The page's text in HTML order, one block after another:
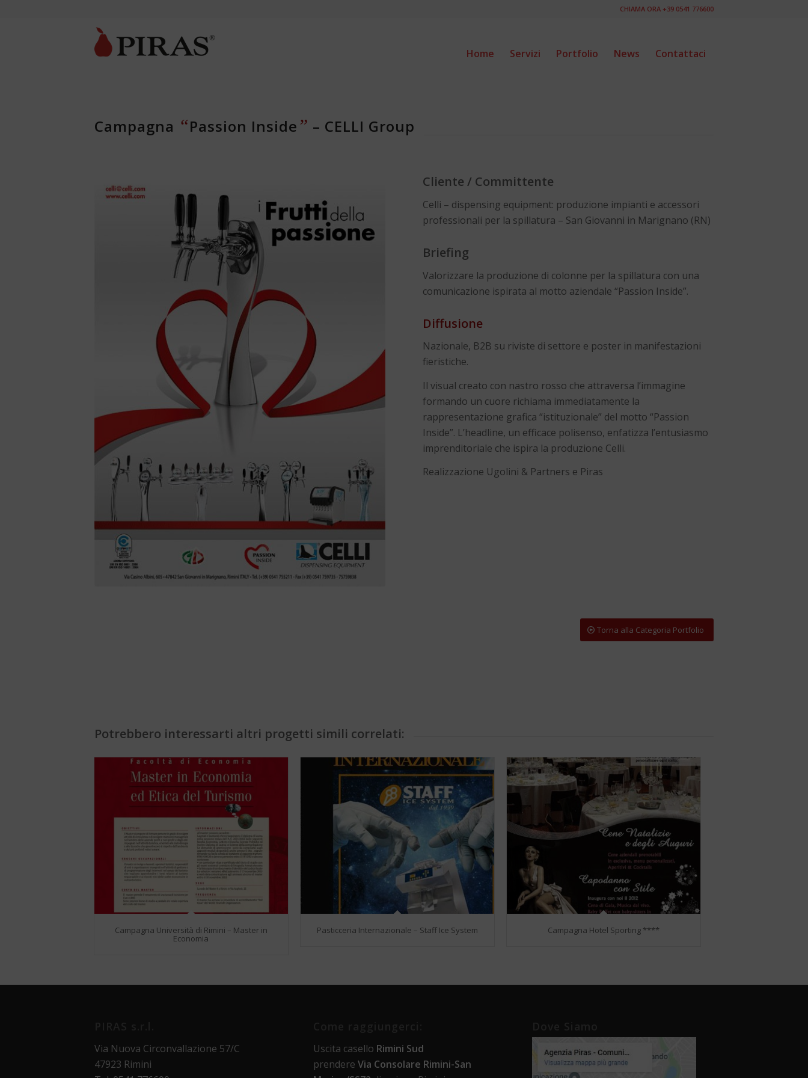
CHIAMA ORA +39 0541 776600
Home Servizi Portfolio News Contattaci
Campagna “Passion Inside” – CELLI Group
Cliente / Committente
Celli – dispensing equipment: produzione impianti e accessori
professionali per la spillatura – San Giovanni in Marignano (RN)
Briefing
Valorizzare la produzione di colonne per la spillatura con una
comunicazione ispirata al motto aziendale “Passion Inside”.
Diffusione
Nazionale, B2B su riviste di settore e poster in manifestazioni
fieristiche.
Il visual creato con nastro rosso che attraversa l’immagine
formando un cuore richiama immediatamente la
rappresentazione grafica “istituzionale” del motto “Passion
Inside”. L’headline, un efficace polisenso, enfatizza l’entusiasmo
imprenditoriale che ispira la produzione Celli.
Realizzazione Ugolini & Partners e Piras
Torna alla Categoria Portfolio
Potrebbero interessarti altri progetti simili correlati:
Campagna Università di Rimini – Master in
Economia
Pasticceria Internazionale – Staff Ice System Campagna Hotel Sporting ****
Via Nuova Circonvallazione 57/C
47923 Rimini
Uscita casello Rimini Sud
prendere Via Consolare Rimini-San